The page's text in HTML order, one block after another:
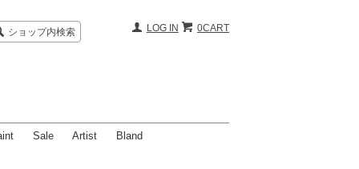
ショップ内検索 0CART
LOG IN
Sale Artist Bland